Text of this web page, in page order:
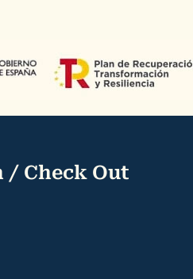
/ Check Out